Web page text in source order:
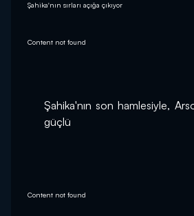
Şahika'nın sırları açığa çıkıyor
Content not found
Şahika'nın son hamlesiyle,
güçlü
Content not found